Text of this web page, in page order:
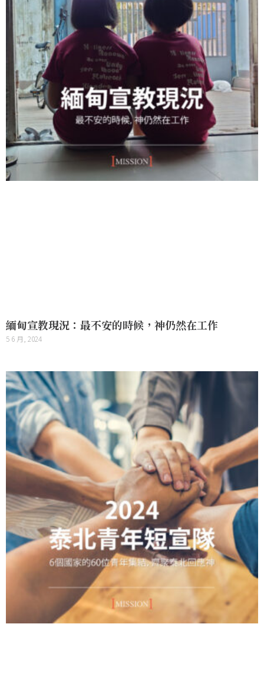
緬甸宣教現況：最不安的時候，神仍然在工作
5 6 月, 2024